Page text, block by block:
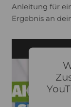
Anleitung für
Ergebnis an